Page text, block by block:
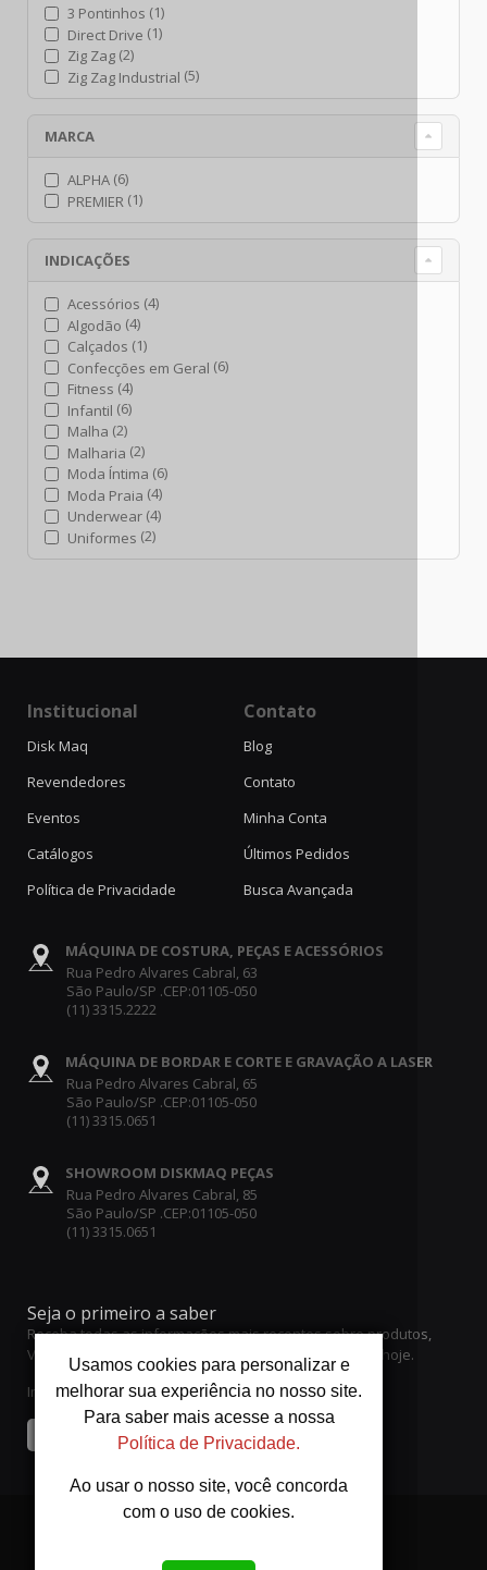
Usamos cookies para personalizar e
melhorar sua experiência no nosso site.
Para saber mais acesse a nossa
Política de Privacidade.
Ao usar o nosso site, você concorda
com o uso de cookies.
3 Pontinhos (1)
Direct Drive (1)
Zig Zag (2)
Zig Zag Industrial (5)
MARCA
ALPHA (6)
PREMIER (1)
INDICAÇÕES
Acessórios (4)
Algodão (4)
Calçados (1)
Confecções em Geral (6)
Fitness (4)
Infantil (6)
Malha (2)
Malharia (2)
Moda Íntima (6)
Moda Praia (4)
Underwear (4)
Uniformes (2)
Institucional
Disk Maq
Revendedores
Eventos
Catálogos
Política de Privacidade
Contato
Blog
Contato
Minha Conta
Últimos Pedidos
Busca Avançada
MÁQUINA DE COSTURA, PEÇAS E ACESSÓRIOS
Rua Pedro Alvares Cabral, 63
São Paulo/SP .CEP:01105-050
(11) 3315.2222
MÁQUINA DE BORDAR E CORTE E GRAVAÇÃO A LASER
Rua Pedro Alvares Cabral, 65
São Paulo/SP .CEP:01105-050
(11) 3315.0651
SHOWROOM DISKMAQ PEÇAS
Rua Pedro Alvares Cabral, 85
São Paulo/SP .CEP:01105-050
(11) 3315.0651
Seja o primeiro a saber
Receba todas as informações mais recentes sobre produtos,
Vendas e ofertas. Inscreva-se no boletim informativo hoje.
Insira o seu endereço de email
Enviar